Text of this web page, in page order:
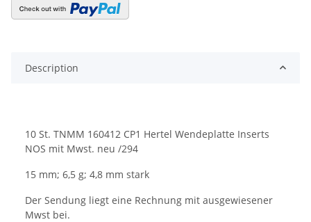
Description
10 St. TNMM 160412 CP1 Hertel Wendeplatte Inserts
NOS mit Mwst. neu /294
15 mm; 6,5 g; 4,8 mm stark
Der Sendung liegt eine Rechnung mit ausgewiesener
Mwst bei.